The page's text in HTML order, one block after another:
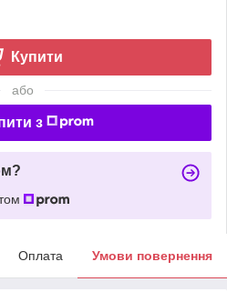
Купити
або
з
Оплата Умови повернення